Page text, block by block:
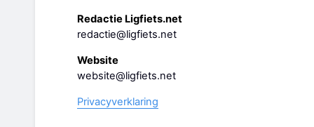
Redactie Ligfiets.net
redactie@ligfiets.net
Website
website@ligfiets.net
Privacyverklaring